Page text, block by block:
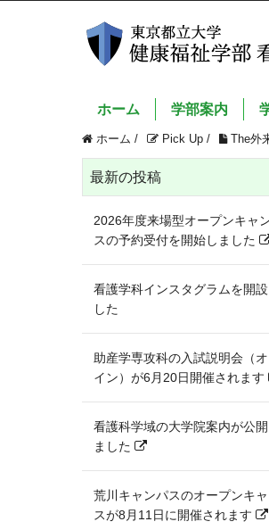
ホーム 学部案内
ホーム / Pick Up / The外
最新の投稿
2026年度来場型オープンキャ
スの予約受付を開始しました
看護学科インスタグラムを開設
した
助産学専攻科の入試説明会（
イン）が6月20日開催されます
看護科学域の大学院案内が公
ました
荒川キャンパスのオープンキ
スが8月11日に開催されます